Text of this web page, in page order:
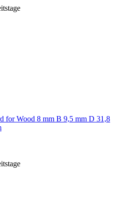
for Wood 8 mm B 9,5 mm D 31,8